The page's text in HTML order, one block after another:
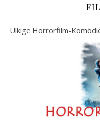
Ulkige Horrorfilm-